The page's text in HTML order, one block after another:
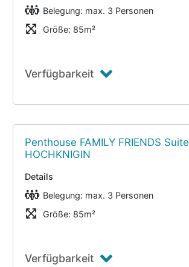
Belegung: max. 3 Personen
Größe: 85m²
Verfügbarkeit
Penthouse FAMILY FRIENDS Suite
HOCHKNIGIN
Details
Belegung: max. 3 Personen
Größe: 85m²
Verfügbarkeit